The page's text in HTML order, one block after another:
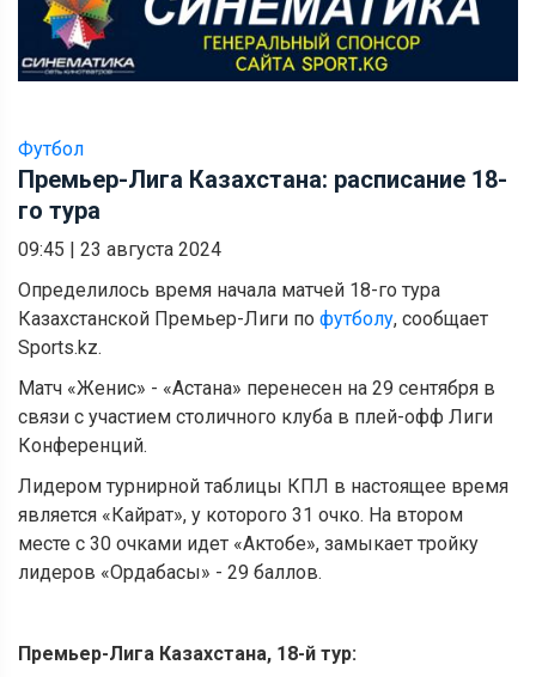
Футбол
Премьер-Лига Казахстана: расписание 18-
го тура
09:45 | 23 августа 2024
Определилось время начала матчей 18-го тура
Казахстанской Премьер-Лиги по футболу, сообщает
Sports.kz.
Матч «Женис» - «Астана» перенесен на 29 сентября в
связи с участием столичного клуба в плей-офф Лиги
Конференций.
Лидером турнирной таблицы КПЛ в настоящее время
является «Кайрат», у которого 31 очко. На втором
месте с 30 очками идет «Актобе», замыкает тройку
лидеров «Ордабасы» - 29 баллов.
Премьер-Лига Казахстана, 18-й тур: